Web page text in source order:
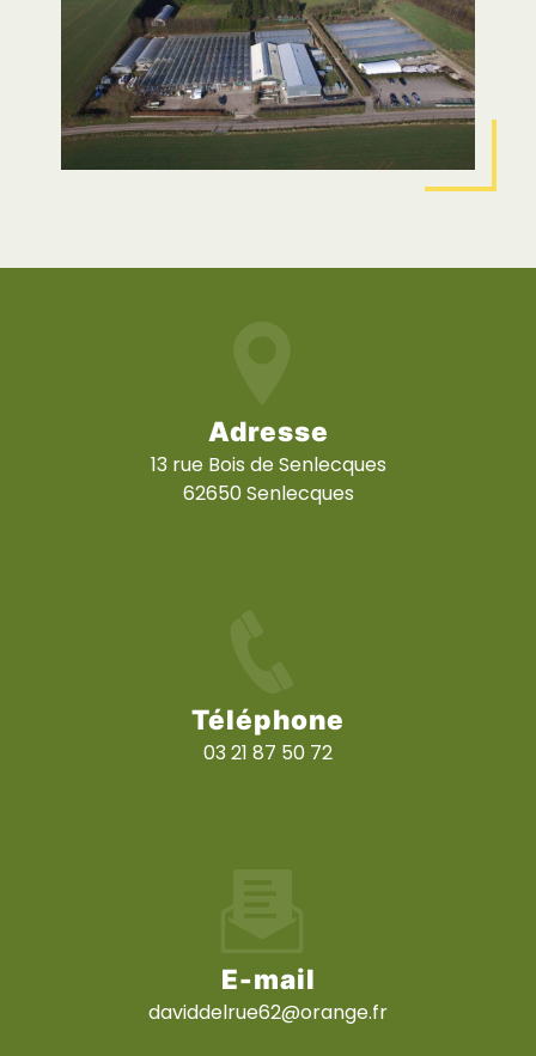
Adresse
13 rue Bois de Senlecques
62650 Senlecques
Téléphone
03 21 87 50 72
E-mail
daviddelrue62@orange.fr